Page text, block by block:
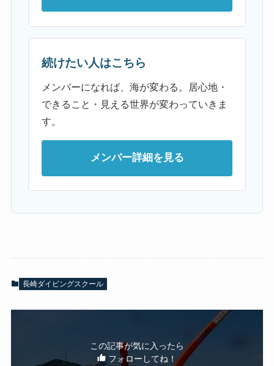
続けたい人はこちら
メンバーになれば、海が変わる。居心地・
できること・見える世界が変わっていきま
す。
メンバー詳細を見る
長崎ダイビングスクール
この記事が気に入ったら
フォローしてね！